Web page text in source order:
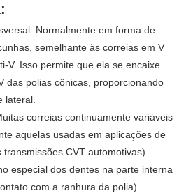
Normalmente em forma de
semelhante às correias em V
V. Isso permite que ela se encaixe
das polias cônicas, proporcionando
lateral.
correias continuamente variáveis
aquelas usadas em aplicações de
CVT automotivas)
especial dos dentes na parte interna
com a ranhura da polia).